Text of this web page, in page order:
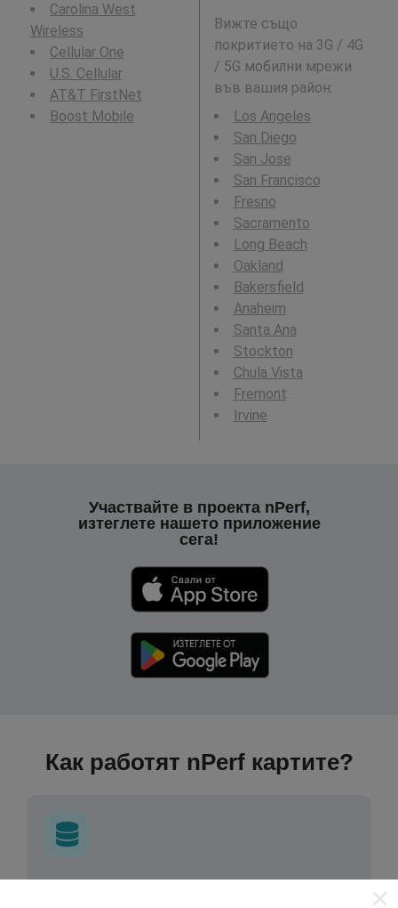
Carolina West
Wireless
Cellular One
U.S. Cellular
AT&T FirstNet
Boost Mobile
Вижте също
покритието на 3G / 4G
/ 5G мобилни мрежи
във вашия район:
Los Angeles
San Diego
San Jose
San Francisco
Fresno
Sacramento
Long Beach
Oakland
Bakersfield
Anaheim
Santa Ana
Stockton
Chula Vista
Fremont
Irvine
Участвайте в проекта nPerf,
изтеглете нашето приложение
сега!
Как работят nPerf картите?